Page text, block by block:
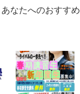
あなたへのおすすめ